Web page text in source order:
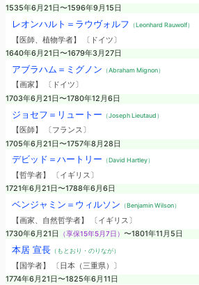
1535年6月21日〜1596年9月15日
レオンハルト＝ラウヴォルフ （Leonhard Rauwolf）
【医師、植物学者】 〔ドイツ〕
1640年6月21日〜1679年3月27日
アブラハム＝ミグノン （Abraham Mignon）
【画家】 〔ドイツ〕
1703年6月21日〜1780年12月6日
ジョセフ＝リュートー （Joseph Lieutaud）
【医師】 〔フランス〕
1705年6月21日〜1757年8月28日
デビッド＝ハートリー （David Hartley）
【哲学者】 〔イギリス〕
1721年6月21日〜1788年6月6日
ベンジャミン＝ウィルソン （Benjamin Wilson）
【画家、自然哲学者】 〔イギリス〕
1730年6月21日
（享保15年5月7日） 〜1801年11月5日
本居 宣長（もとおり・のりなが）
【国学者】 〔日本（三重県）〕
1774年6月21日〜1825年6月11日